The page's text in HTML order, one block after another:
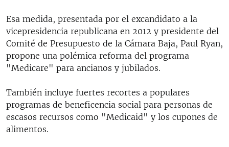
Esa medida, presentada por el excandidato a la
vicepresidencia republicana en 2012 y presidente del
Comité de Presupuesto de la Cámara Baja, Paul Ryan,
propone una polémica reforma del programa
"Medicare" para ancianos y jubilados.
También incluye fuertes recortes a populares
programas de beneficencia social para personas de
escasos recursos como "Medicaid" y los cupones de
alimentos.